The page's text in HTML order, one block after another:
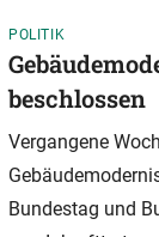
POLITIK
beschlossen
Vergangene
Bundestag und